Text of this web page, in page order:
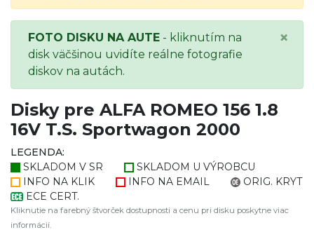
FOTO DISKU NA AUTE - kliknutím na
disk väčšinou uvidíte reálne fotografie
diskov na autách.
×
Disky pre ALFA ROMEO 156 1.8
16V T.S. Sportwagon 2000
LEGENDA:
SKLADOM V SR
SKLADOM U VÝROBCU
INFO NA KLIK
INFO NA EMAIL
ORIG. KRYT
ECE CERT.
Kliknutie na farebný štvorček dostupnosti a cenu pri disku poskytne viac
informácií.